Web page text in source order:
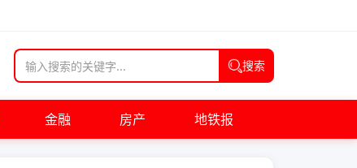
搜索
金融 房产 地铁报